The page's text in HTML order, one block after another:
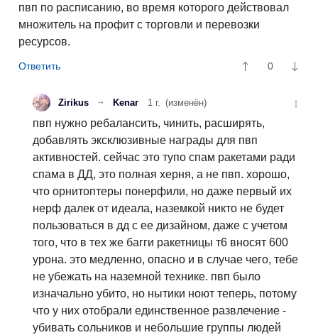
пвп по расписанию, во время которого действовал
множитель на профит с торговли и перевозки
ресурсов.
0
Zirikus Kenar 1 г. (изменён)
пвп нужно ребалансить, чинить, расширять,
добавлять эксклюзивные награды для пвп
активностей. сейчас это тупо спам ракетами ради
спама в ДД, это полная херня, а не пвп. хорошо,
что орнитоптеры понерфили, но даже первый их
нерф далек от идеала, наземкой никто не будет
пользоваться в дд с ее дизайном, даже с учетом
того, что в тех же багги ракетницы т6 вносят 600
урона. это медленно, опасно и в случае чего, тебе
не убежать на наземной технике. пвп было
изначально убито, но нытики ноют теперь, потому
что у них отобрали единственное развлечение -
убивать сольников и небольшие группы людей